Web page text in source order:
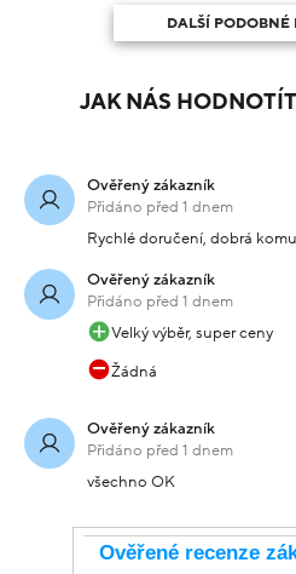
DALŠÍ PODOBNÉ
JAK NÁS
Ověřený zákazník
Přidáno před 1 dnem
Rychlé doručení, dobrá
Ověřený zákazník
Přidáno před 1 dnem
Velký výběr, super ceny
Žádná
Ověřený zákazník
Přidáno před 1 dnem
všechno OK